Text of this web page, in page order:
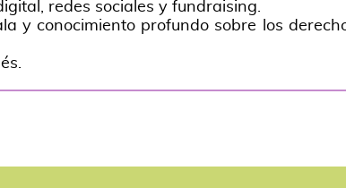
redes sociales y fundraising.
y conocimiento profundo sobre los